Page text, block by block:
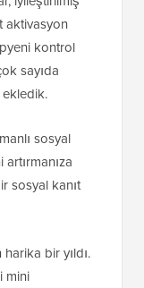
aktivasyon
kontrol
sayıda
sosyal
sosyal kanıt
bir yıldı.
mini